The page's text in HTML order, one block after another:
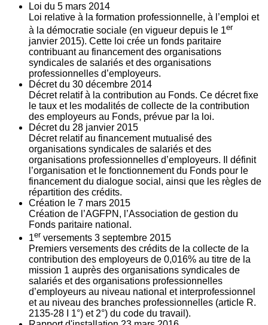
Loi du 5 mars 2014
Loi relative à la formation professionnelle, à l’emploi et
à la démocratie sociale (en vigueur depuis le 1er
janvier 2015). Cette loi crée un fonds paritaire
contribuant au financement des organisations
syndicales de salariés et des organisations
professionnelles d’employeurs.
Décret du 30 décembre 2014
Décret relatif à la contribution au Fonds. Ce décret fixe
le taux et les modalités de collecte de la contribution
des employeurs au Fonds, prévue par la loi.
Décret du 28 janvier 2015
Décret relatif au financement mutualisé des
organisations syndicales de salariés et des
organisations professionnelles d’employeurs. Il définit
l’organisation et le fonctionnement du Fonds pour le
financement du dialogue social, ainsi que les règles de
répartition des crédits.
Création le 7 mars 2015
Création de l’AGFPN, l’Association de gestion du
Fonds paritaire national.
1er versements 3 septembre 2015
Premiers versements des crédits de la collecte de la
contribution des employeurs de 0,016% au titre de la
mission 1 auprès des organisations syndicales de
salariés et des organisations professionnelles
d’employeurs au niveau national et interprofessionnel
et au niveau des branches professionnelles (article R.
2135‐28 I 1°) et 2°) du code du travail).